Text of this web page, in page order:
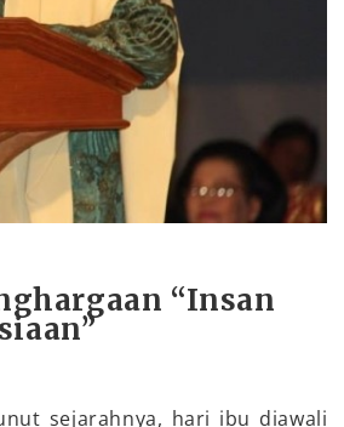
“Insan
sejarahnya, hari ibu diawali